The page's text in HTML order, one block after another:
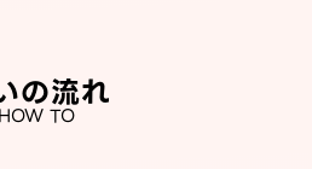
の流れ
HOW TO